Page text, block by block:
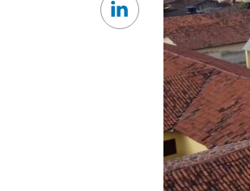
Linkedin